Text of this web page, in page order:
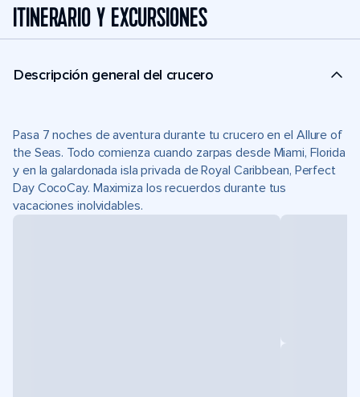
ITINERARIO Y EXCURSIONES
Descripción general del crucero
Pasa 7 noches de aventura durante tu crucero en el Allure of
the Seas. Todo comienza cuando zarpas desde Miami, Florida
y en la galardonada isla privada de Royal Caribbean, Perfect
Day CocoCay. Maximiza los recuerdos durante tus
vacaciones inolvidables.